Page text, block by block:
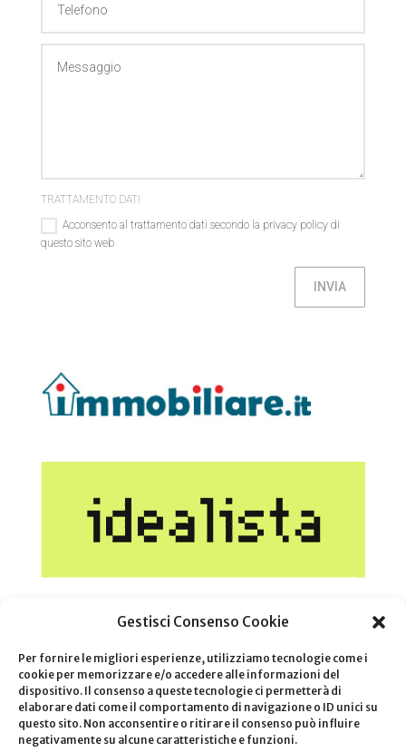
Gestisci Consenso Cookie
Per fornire le migliori esperienze, utilizziamo tecnologie come i
cookie per memorizzare e/o accedere alle informazioni del
dispositivo. Il consenso a queste tecnologie ci permetterà di
elaborare dati come il comportamento di navigazione o ID unici su
questo sito. Non acconsentire o ritirare il consenso può influire
negativamente su alcune caratteristiche e funzioni.
TRATTAMENTO DATI
Acconsento al trattamento dati secondo la privacy policy di
questo sito web
INVIA